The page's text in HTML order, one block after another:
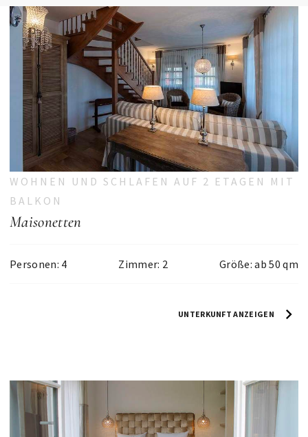
WOHNEN UND SCHLAFEN AUF 2 ETAGEN MIT
BALKON
Maisonetten
Personen: 4 Zimmer: 2 Größe: ab 50 qm
UNTERKUNFT ANZEIGEN